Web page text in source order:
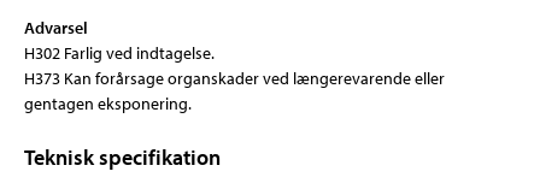
Advarsel
H302 Farlig ved indtagelse.
H373 Kan forårsage organskader ved længerevarende eller
gentagen eksponering.
Teknisk specifikation